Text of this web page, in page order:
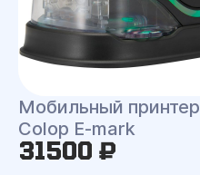
Мобильный принтер
Colop E-mark
31500 ₽